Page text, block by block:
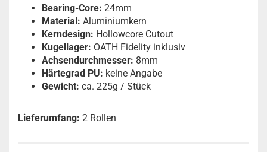
Bearing-Core: 24mm
Material: Aluminiumkern
Kerndesign: Hollowcore Cutout
Kugellager: OATH Fidelity inklusiv
Achsendurchmesser: 8mm
Härtegrad PU: keine Angabe
Gewicht: ca. 225g / Stück
Lieferumfang: 2 Rollen